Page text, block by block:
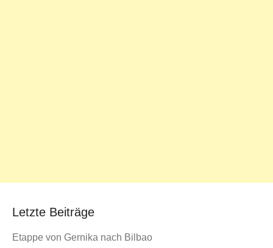
Letzte Beiträge
Etappe von Gernika nach Bilbao